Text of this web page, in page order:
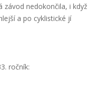
závod nedokončila, i když
a po cyklistické jí
ročník: